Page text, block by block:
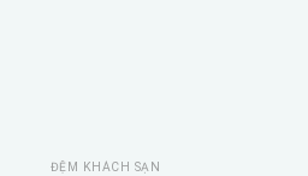
ĐỆM KHÁCH SẠN